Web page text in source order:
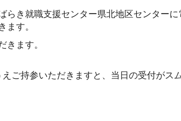
らき就職支援センター県北地区センターに
ます。
きます。
ご持参いただきますと、当日の受付がス